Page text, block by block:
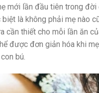
mới lần đầu tiên trong
là không phải mẹ nào
cần thiết cho mỗi lần ăn
được đơn giản hóa khi
bú.